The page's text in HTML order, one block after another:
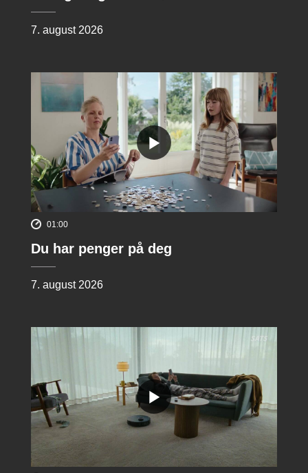
7. august 2026
01:00
Du har penger på deg
7. august 2026